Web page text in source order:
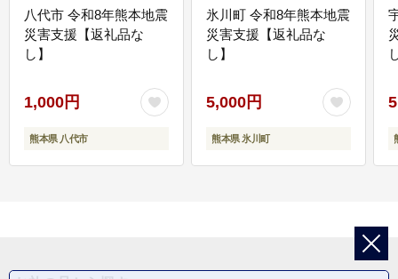
八代市 令和8年熊本地震
災害支援【返礼品な
し】
1,000円
熊本県 八代市
氷川町 令和8年熊本地震
災害支援【返礼品な
し】
5,000円
熊本県 氷川町